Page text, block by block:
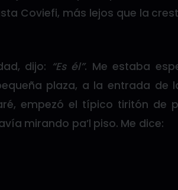
Coviefi, más lejos que la
dijo: “Es él”. Me estaba
plaza, a la entrada de
empezó el típico tiritón de
mirando pa’l piso. Me dice: